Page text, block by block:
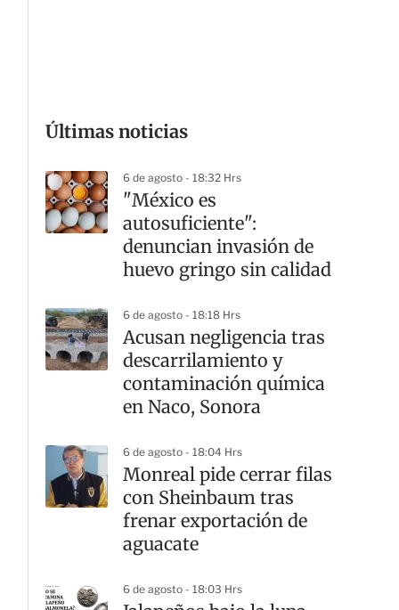
Últimas noticias
6 de agosto - 18:32 Hrs
"México es
autosuficiente":
denuncian invasión de
huevo gringo sin calidad
6 de agosto - 18:18 Hrs
Acusan negligencia tras
descarrilamiento y
contaminación química
en Naco, Sonora
6 de agosto - 18:04 Hrs
Monreal pide cerrar filas
con Sheinbaum tras
frenar exportación de
aguacate
6 de agosto - 18:03 Hrs